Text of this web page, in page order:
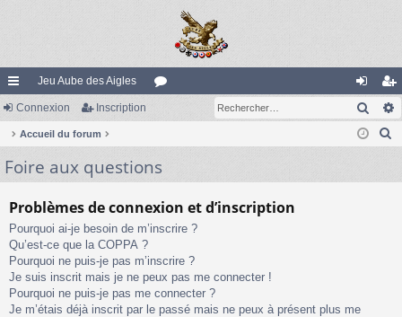
ac
co
ur
s
Jeu Aube des Aigles
m
on
ne
ns
cri
Connexion Inscription
Accueil du forum
Foire aux questions
Problèmes de connexion et d’inscription
Pourquoi ai-je besoin de m’inscrire ?
Qu’est-ce que la COPPA ?
Pourquoi ne puis-je pas m’inscrire ?
Je suis inscrit mais je ne peux pas me connecter !
Pourquoi ne puis-je pas me connecter ?
Je m’étais déjà inscrit par le passé mais ne peux à présent plus me